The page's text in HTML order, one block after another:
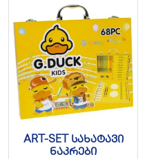
ART-SET სახატავი
ნაკრები